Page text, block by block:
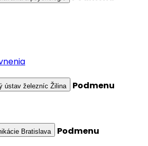
ústav železníc Žilina
Podmenu
Bratislava
Podmenu